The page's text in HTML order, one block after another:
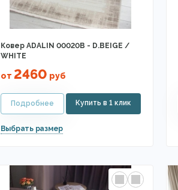
Ковер ADALIN 00020B - D.BEIGE /
WHITE
от 2460 руб